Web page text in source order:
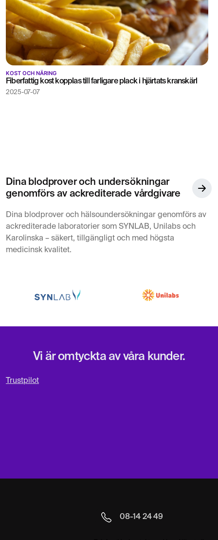
KOST OCH NÄRING
Fiberfattig kost kopplas till farligare plack i hjärtats kranskärl
2025-07-07
Dina blodprover och undersökningar
genomförs av ackrediterade vårdgivare
Dina blodprover och hälsoundersökningar genomförs av
ackrediterade laboratorier som SYNLAB, Unilabs och
Karolinska – säkert, tillgängligt och med högsta
medicinsk kvalitet.
Vi är omtyckta av våra kunder.
Trustpilot
08-14 24 49